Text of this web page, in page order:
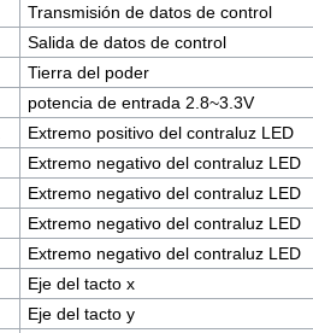
Transmisión de datos de control
Salida de datos de control
Tierra del poder
potencia de entrada 2.8~3.3V
Extremo positivo del contraluz LED
Extremo negativo del contraluz LED
Extremo negativo del contraluz LED
Extremo negativo del contraluz LED
Extremo negativo del contraluz LED
Eje del tacto x
Eje del tacto y